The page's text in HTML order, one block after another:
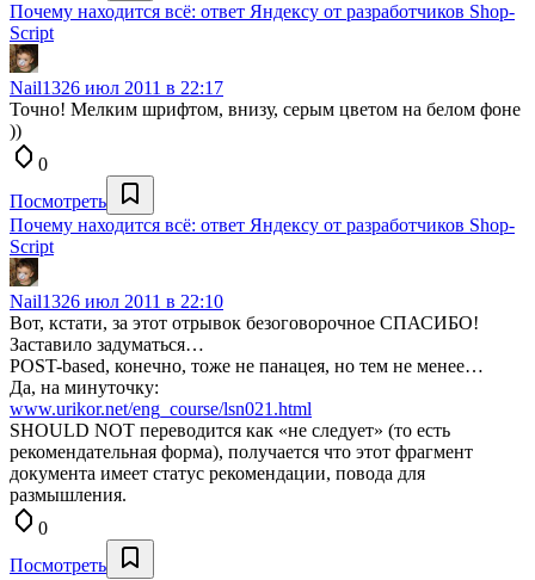
Почему находится всё: ответ Яндексу от разработчиков Shop-
Script
Nail1326 июл 2011 в 22:17
Точно! Мелким шрифтом, внизу, серым цветом на белом фоне
))
0
Посмотреть
Почему находится всё: ответ Яндексу от разработчиков Shop-
Script
Nail1326 июл 2011 в 22:10
Вот, кстати, за этот отрывок безоговорочное СПАСИБО!
Заставило задуматься…
POST-based, конечно, тоже не панацея, но тем не менее…
Да, на минуточку:
www.urikor.net/eng_course/lsn021.html
SHOULD NOT переводится как «не следует» (то есть
рекомендательная форма), получается что этот фрагмент
документа имеет статус рекомендации, повода для
размышления.
0
Посмотреть